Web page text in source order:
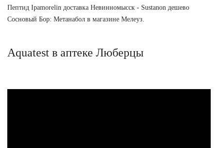
Пептид Ipamorelin доставка Невинномысск - Sustanon дешево
Сосновый Бор: Метанабол в магазине Мелеуз.
Aquatest в аптеке Люберцы